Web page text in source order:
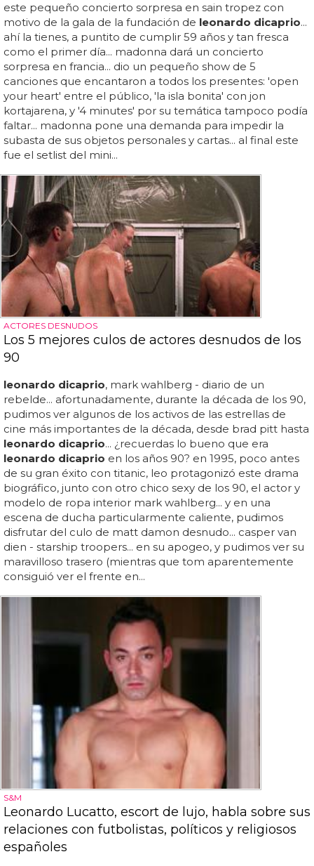
este pequeño concierto sorpresa en sain tropez con
motivo de la gala de la fundación de leonardo dicaprio...
ahí la tienes, a puntito de cumplir 59 años y tan fresca
como el primer día... madonna dará un concierto
sorpresa en francia... dio un pequeño show de 5
canciones que encantaron a todos los presentes: 'open
your heart' entre el público, 'la isla bonita' con jon
kortajarena, y '4 minutes' por su temática tampoco podía
faltar... madonna pone una demanda para impedir la
subasta de sus objetos personales y cartas... al final este
fue el setlist del mini...
ACTORES DESNUDOS
Los 5 mejores culos de actores desnudos de los
90
leonardo dicaprio, mark wahlberg - diario de un
rebelde... afortunadamente, durante la década de los 90,
pudimos ver algunos de los activos de las estrellas de
cine más importantes de la década, desde brad pitt hasta
leonardo dicaprio... ¿recuerdas lo bueno que era
leonardo dicaprio en los años 90? en 1995, poco antes
de su gran éxito con titanic, leo protagonizó este drama
biográfico, junto con otro chico sexy de los 90, el actor y
modelo de ropa interior mark wahlberg... y en una
escena de ducha particularmente caliente, pudimos
disfrutar del culo de matt damon desnudo... casper van
dien - starship troopers... en su apogeo, y pudimos ver su
maravilloso trasero (mientras que tom aparentemente
consiguió ver el frente en...
S&M
Leonardo Lucatto, escort de lujo, habla sobre sus
relaciones con futbolistas, políticos y religiosos
españoles